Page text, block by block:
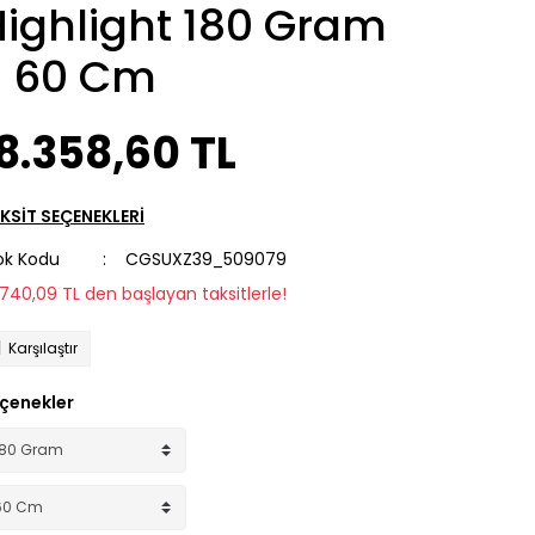
180 Gram
Cm
TL
SEÇENEKLERİ
Kodu
CGSUXZ39_509079
TL den başlayan taksitlerle!
Karşılaştır